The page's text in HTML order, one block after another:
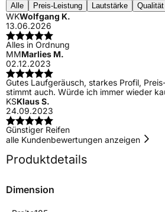
Alle Preis-Leistung Lautstärke Qualität
WKWolfgang K.
13.06.2026
Alles in Ordnung
MMMarlies M.
02.12.2023
Gutes Laufgeräusch, starkes Profil,
stimmt auch. Würde ich immer wieder
KSKlaus S.
24.09.2023
Günstiger Reifen
alle Kundenbewertungen anzeigen
Produktdetails
Dimension